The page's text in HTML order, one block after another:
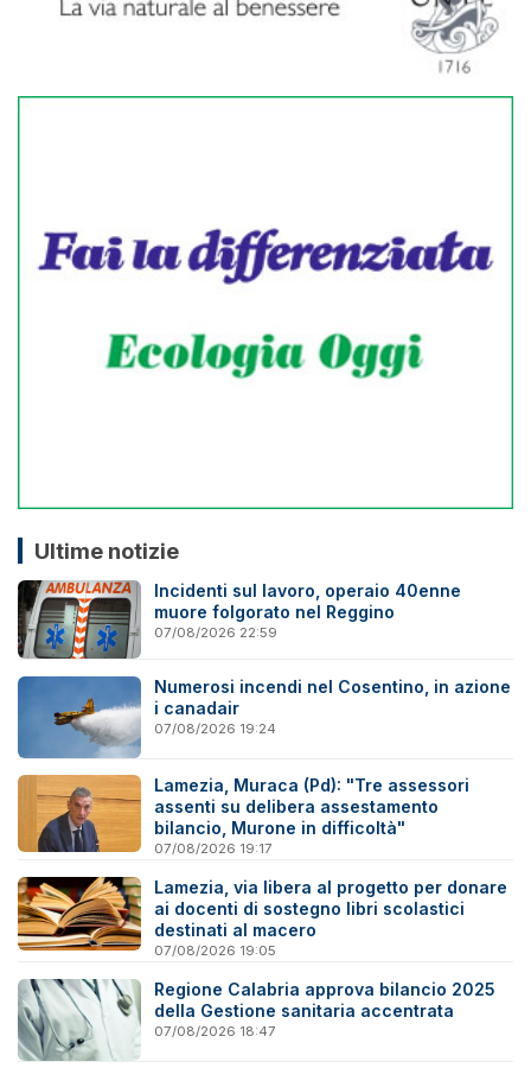
Ultime notizie
Incidenti sul lavoro, operaio 40enne
muore folgorato nel Reggino
07/08/2026 22:59
Numerosi incendi nel Cosentino, in azione
i canadair
07/08/2026 19:24
Lamezia, Muraca (Pd): "Tre assessori
assenti su delibera assestamento
bilancio, Murone in difficoltà"
07/08/2026 19:17
Lamezia, via libera al progetto per donare
ai docenti di sostegno libri scolastici
destinati al macero
07/08/2026 19:05
Regione Calabria approva bilancio 2025
della Gestione sanitaria accentrata
07/08/2026 18:47